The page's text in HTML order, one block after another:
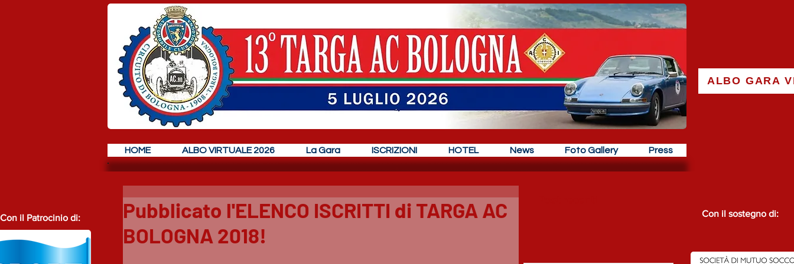
ALBO GARA
HOME ALBO VIRTUALE 2026 La Gara ISCRIZIONI HOTEL News Foto Gallery Press
Pubblicato l'ELENCO ISCRITTI di TARGA AC
BOLOGNA 2018!
Con il Patrocinio di: Con il sostegno di: